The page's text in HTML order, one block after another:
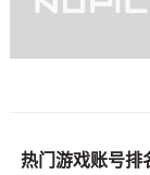
热门游戏账号排